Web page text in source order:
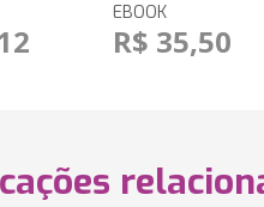
EBOOK
R$ 35,50